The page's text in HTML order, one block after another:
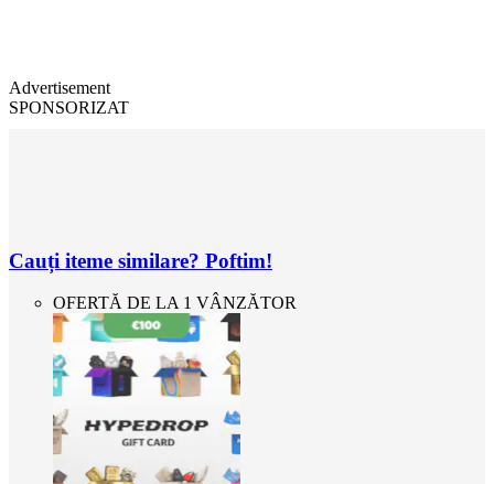
Advertisement
SPONSORIZAT
Cauți iteme similare? Poftim!
OFERTĂ DE LA 1 VÂNZĂTOR